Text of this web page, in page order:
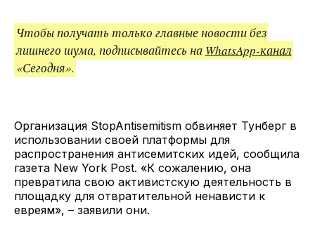
Чтобы получать только главные новости без
лишнего шума, подписывайтесь на WhatsApp-канал
«Сегодня».
Организация StopAntisemitism обвиняет Тунберг в
использовании своей платформы для
распространения антисемитских идей, сообщила
газета New York Post. «К сожалению, она
превратила свою активистскую деятельность в
площадку для отвратительной ненависти к
евреям», – заявили они.